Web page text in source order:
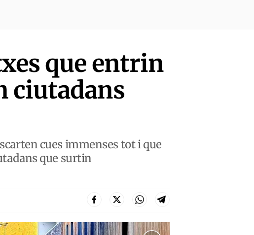
que entrin
ciutadans
cues immenses tot i que
que surtin